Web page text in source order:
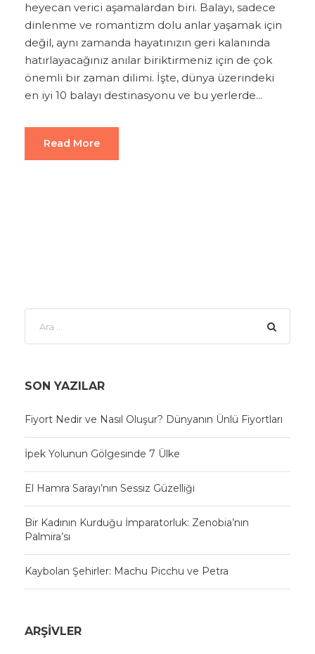
heyecan verici aşamalardan biri. Balayı, sadece
dinlenme ve romantizm dolu anlar yaşamak için
değil, aynı zamanda hayatınızın geri kalanında
hatırlayacağınız anılar biriktirmeniz için de çok
önemli bir zaman dilimi. İşte, dünya üzerindeki
en iyi 10 balayı destinasyonu ve bu yerlerde...
Read More
SON YAZILAR
Fiyort Nedir ve Nasıl Oluşur? Dünyanın Ünlü Fiyortları
İpek Yolunun Gölgesinde 7 Ülke
El Hamra Sarayı’nın Sessiz Güzelliği
Bir Kadının Kurduğu İmparatorluk: Zenobia’nın
Palmira’sı
Kaybolan Şehirler: Machu Picchu ve Petra
ARŞIVLER